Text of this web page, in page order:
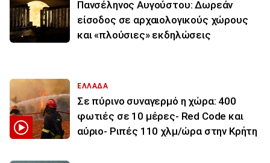
Πανσέληνος Αυγούστου: Δωρεάν
είσοδος σε αρχαιολογικούς χώρους
και «πλούσιες» εκδηλώσεις
ΕΛΛΑΔΑ
Σε πύρινο συναγερμό η χώρα: 400
φωτιές σε 10 μέρες- Red Code και
αύριο- Ριπές 110 χλμ/ώρα στην Κρήτη